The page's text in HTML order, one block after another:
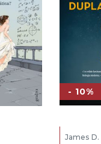
- 10%
James